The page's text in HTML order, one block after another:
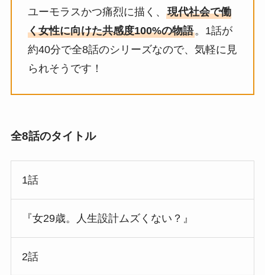
ユーモラスかつ痛烈に描く、 現代社会で働
く女性に向けた共感度100%の物語。1話が
約40分で全8話のシリーズなので、気軽に見
られそうです！
全8話のタイトル
1話
『女29歳。人生設計ムズくない？』
2話